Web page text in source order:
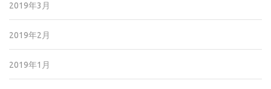
2019年3月
2019年2月
2019年1月